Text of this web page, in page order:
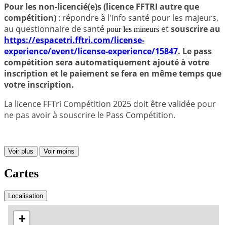
Pour les non-licencié(e)s (licence FFTRI autre que
compétition) : répondre à l'info santé pour les majeurs,
au questionnaire de santé pour les mineurs etsouscrire au
https://espacetri.fftri.com/license-
experience/event/license-experience/15847. Le pass
compétition sera automatiquement ajouté à votre
inscription et le paiement se fera en même temps que
votre inscription.
La licence FFTri Compétition 2025 doit être validée pour
ne pas avoir à souscrire le Pass Compétition.
Voir plus Voir moins
Cartes
Localisation